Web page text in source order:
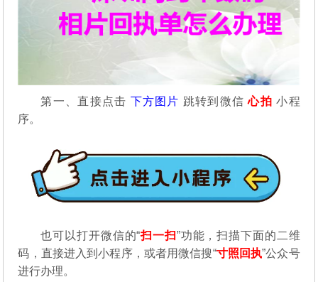
第一、直接点击 下方图片 跳转到微信心拍小程
序。
也可以打开微信的“扫一扫”功能，扫描下面的二维
码，直接进入到小程序，或者用微信搜“寸照回执”公众号
进行办理。